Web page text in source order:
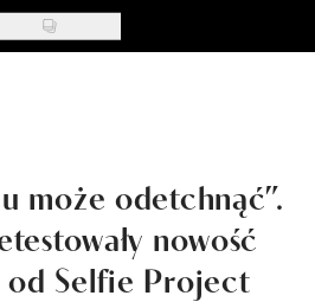
może odetchnąć”.
nowość
od Selfie Project